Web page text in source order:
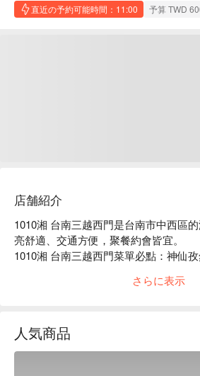
直近の予約可能時間：11:00 予算 TWD
店舗紹介
1010湘 台南三越西門是台南市中西區
亮舒適、交通方便，聚餐約會皆宜。
1010湘 台南三越西門菜單必點：神仙
1010湘 台南三越西門推薦：餐點選擇
刻查看⬇︎
さらに表示
人気商品